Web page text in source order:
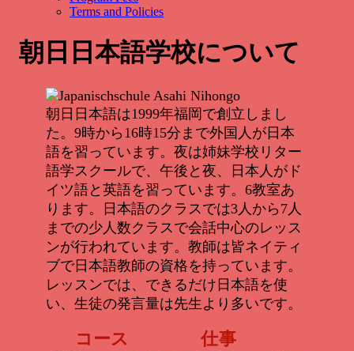
Terms and Policies
朝日日本語学校について
朝日日本語は1999年福岡で創立しまし
た。9時から16時15分まで外国人が日本
語を習っています。夜は姉妹学校リター
語学スクールで、午後と夜、日本人がド
イツ語と英語を習っています。6教室あ
ります。日本語のクラスでは3人から7人
までの少人数クラスで会話中心のレッス
ンが行われています。教師は皆ネイティ
ブで日本語教師の資格を持っています。
レッスンでは、できるだけ日本語を使
い、生徒の発言量は先生より多いです。
コース 仕事